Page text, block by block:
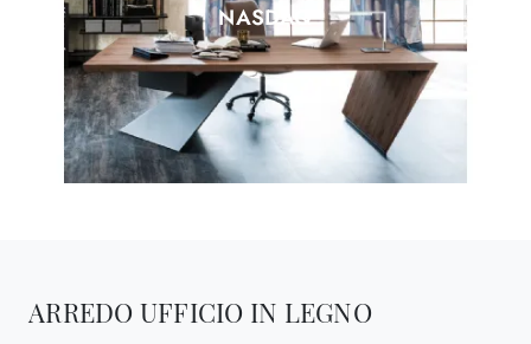
NASDAQ
ARREDO UFFICIO IN LEGNO